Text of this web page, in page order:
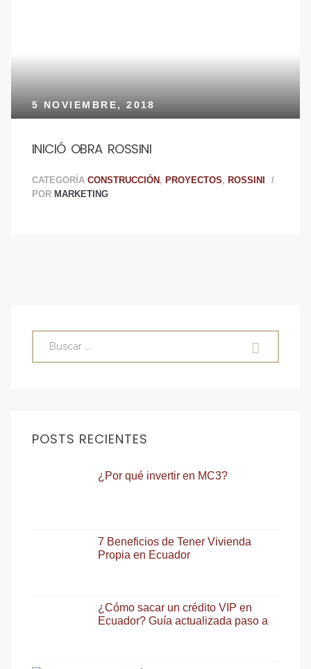
5 NOVIEMBRE, 2018
INICIÓ OBRA ROSSINI
CATEGORÍA CONSTRUCCIÓN , PROYECTOS, ROSSINI
POR MARKETING
POSTS RECIENTES
¿Por qué invertir en MC3?
7 Beneficios de Tener Vivienda
Propia en Ecuador
¿Cómo sacar un crédito VIP en
Ecuador? Guía actualizada paso a